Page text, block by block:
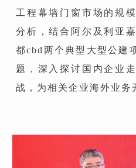
工程幕墙门窗市场的规
分析，结合阿尔及利亚
都cbd两个典型大型公建
题，深入探讨国内企业
战，为相关企业海外业务